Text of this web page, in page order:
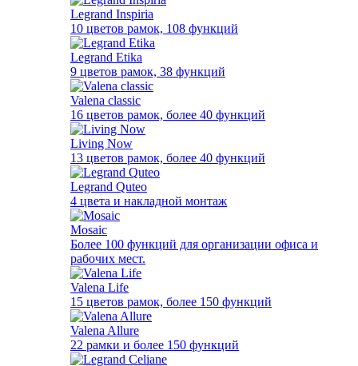
Legrand Inspiria
10 цветов рамок, 108 функций
Legrand Etika
9 цветов рамок, 38 функций
Valena classic
16 цветов рамок, более 40 функций
Living Now
13 цветов рамок, более 40 функций
Legrand Quteo
4 цвета и накладной монтаж
Mosaic
Более 100 функций для организации офиса и
рабочих мест.
Valena Life
15 цветов рамок, более 150 функций
Valena Allure
22 рамки и более 150 функций